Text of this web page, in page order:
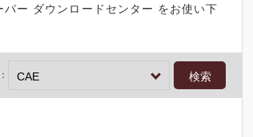
ー ダウンロードセンター をお使い下